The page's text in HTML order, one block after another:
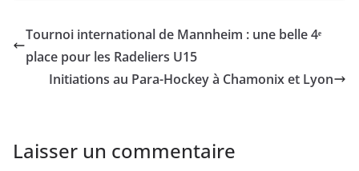
Tournoi international de Mannheim : une belle 4ᵉ
place pour les Radeliers U15
Initiations au Para-Hockey à Chamonix et Lyon
Laisser un commentaire